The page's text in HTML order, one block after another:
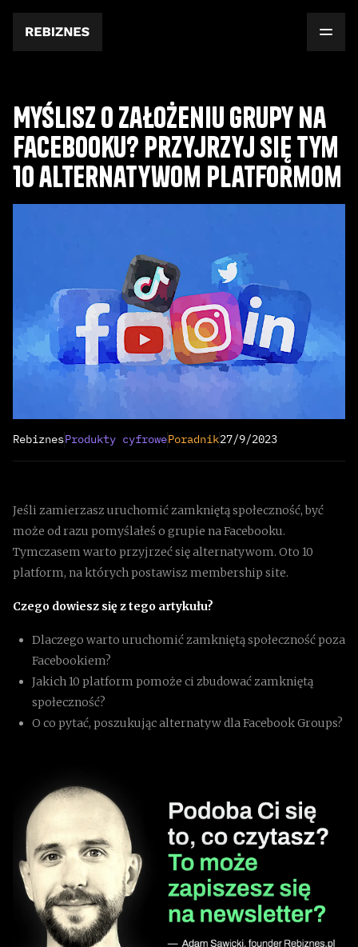
Myślisz o założeniu grupy na
Facebooku? Przyjrzyj się tym
10 alternatywom platformom
RebiznesProdukty cyfrowePoradnik27/9/2023
Jeśli zamierzasz uruchomić zamkniętą społeczność, być
może od razu pomyślałeś o grupie na Facebooku.
Tymczasem warto przyjrzeć się alternatywom. Oto 10
platform, na których postawisz membership site.
Czego dowiesz się z tego artykułu?
Dlaczego warto uruchomić zamkniętą społeczność poza
Facebookiem?
Jakich 10 platform pomoże ci zbudować zamkniętą
społeczność?
O co pytać, poszukując alternatyw dla Facebook Groups?